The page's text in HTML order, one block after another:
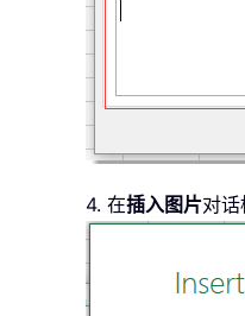
4. 在插入图片对